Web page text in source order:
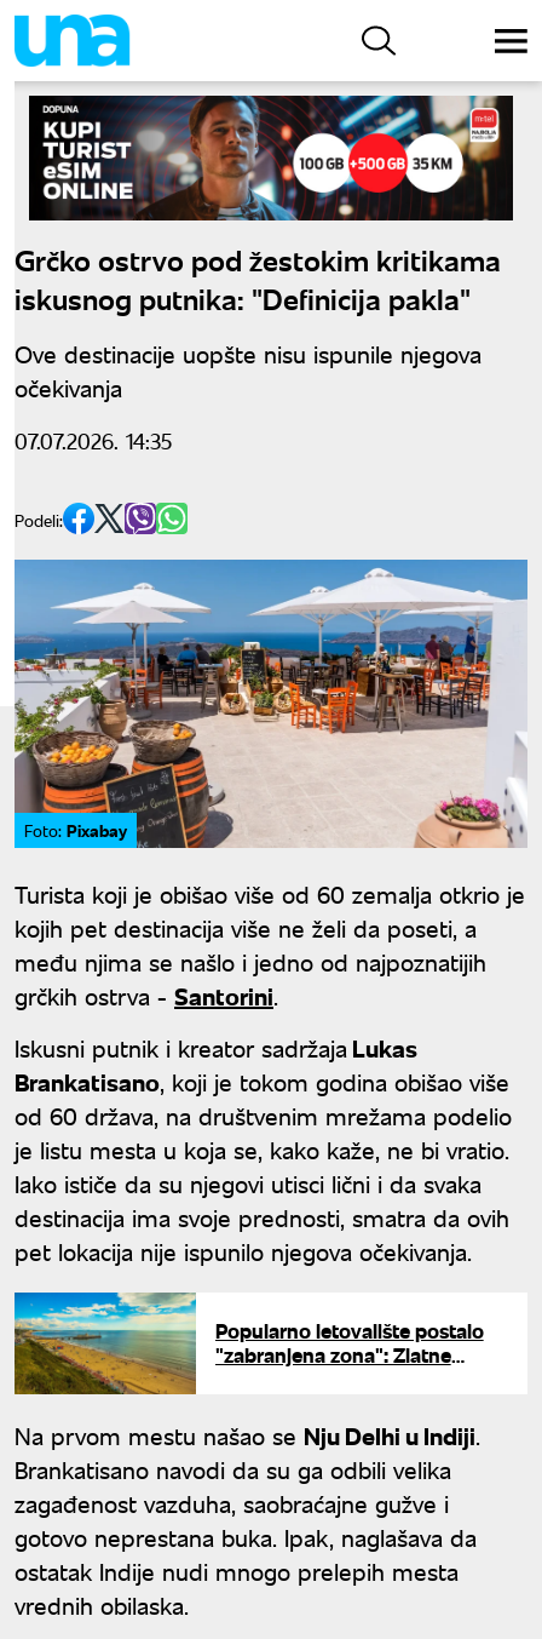
Grčko ostrvo pod žestokim kritikama
iskusnog putnika: "Definicija pakla"
Ove destinacije uopšte nisu ispunile njegova
očekivanja
07.07.2026. 14:35
Podeli:
Foto: Pixabay
Turista koji je obišao više od 60 zemalja otkrio je
kojih pet destinacija više ne želi da poseti, a
među njima se našlo i jedno od najpoznatijih
grčkih ostrva - Santorini.
Iskusni putnik i kreator sadržaja Lukas
Brankatisano, koji je tokom godina obišao više
od 60 država, na društvenim mrežama podelio
je listu mesta u koja se, kako kaže, ne bi vratio.
Iako ističe da su njegovi utisci lični i da svaka
destinacija ima svoje prednosti, smatra da ovih
pet lokacija nije ispunilo njegova očekivanja.
Popularno letovalište postalo
"zabranjena zona": Zlatne
Na prvom mestu našao se Nju Delhi u Indiji.
Brankatisano navodi da su ga odbili velika
zagađenost vazduha, saobraćajne gužve i
gotovo neprestana buka. Ipak, naglašava da
ostatak Indije nudi mnogo prelepih mesta
vrednih obilaska.